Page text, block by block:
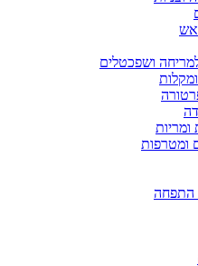
ושפכטלים
ומטרפות
התפחה